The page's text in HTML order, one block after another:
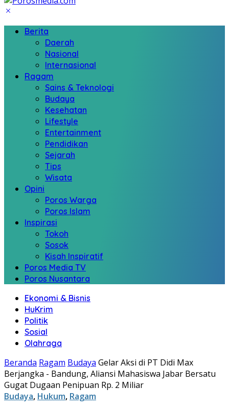
Berita
Daerah
Nasional
Internasional
Ragam
Sains & Teknologi
Budaya
Kesehatan
Lifestyle
Entertainment
Pendidikan
Sejarah
Tips
Wisata
Opini
Poros Warga
Poros Islam
Inspirasi
Tokoh
Sosok
Kisah Inspiratif
Poros Media TV
Poros Nusantara
Ekonomi & Bisnis
HuKrim
Politik
Sosial
Olahraga
Beranda Ragam Budaya Gelar Aksi di PT Didi Max
Berjangka - Bandung, Aliansi Mahasiswa Jabar Bersatu
Gugat Dugaan Penipuan Rp. 2 Miliar
Budaya, Hukum, Ragam